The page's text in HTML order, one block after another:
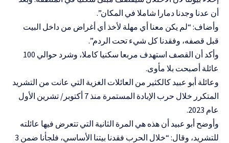
أن عدنا وجدنا دمارا شاملا في المكان”.
وأضاف: “لم يكن معنا أي مهلة لأخذ أي أغراض من داخل البيت
قبل قصفه، وفقدنا كل شيء تحت الردم”.
وأكد أن القصف استهدف مربعا سكنيا كاملا، وشرد حوالي 100
عائلة أصبحت بلا مأوى.
وعائلة أبو عبيد كالكثير من العائلات الغزية التي عانت من التشريد
المتكرر خلال حرب الإبادة المستمرة منذ 7 أكتوبر/ تشرين الأول
عام 2023.
وأوضح أبو عبيد أن هذه هي المرة الثانية التي تتعرض فيها عائلته
للتشريد، وقال: “خلال الحرب فقدنا بيتنا الأساسي، فلجأنا ضمن 3